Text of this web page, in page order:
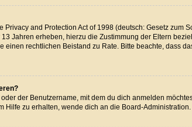
Privacy and Protection Act of 1998 (deutsch: Gesetz
Jahren erheben, hierzu die Zustimmung der Eltern
einen rechtlichen Beistand zu Rate. Bitte beachte, dass
der Benutzername, mit dem du dich anmelden
Hilfe zu erhalten, wende dich an die Board-Administration.